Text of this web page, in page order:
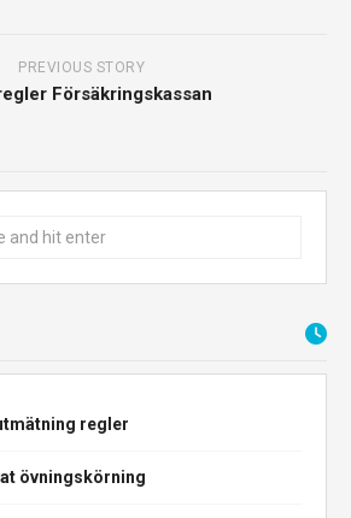
PREVIOUS STORY
Försäkringskassan
regler
övningskörning